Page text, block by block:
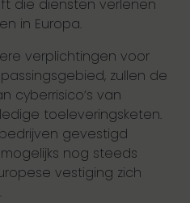
die diensten verlenen
in Europa.
verplichtingen voor
zullen de
cyberrisico’s van
toeleveringsketen.
gevestigd
nog steeds
vestiging zich